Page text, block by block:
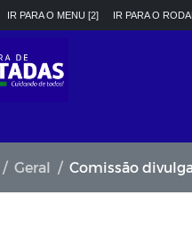
IR PARA O MENU [2] IR PARA O
Geral Comissão divulga